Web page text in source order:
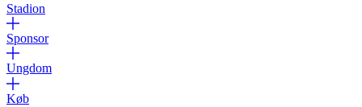
Stadion
Sponsor
Ungdom
Køb